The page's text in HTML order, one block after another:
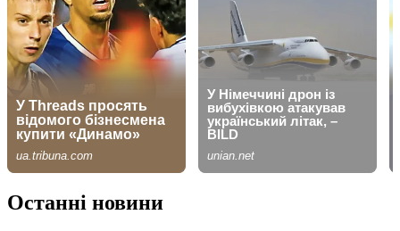
Останні новини